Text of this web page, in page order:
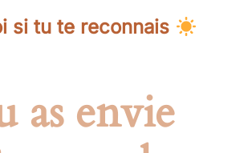
si tu te reconnais
as envie